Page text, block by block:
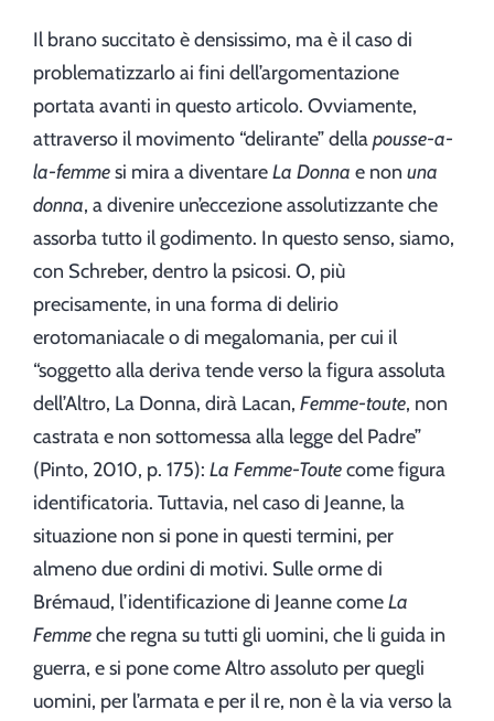
Il brano succitato è densissimo, ma è il caso di
problematizzarlo ai fini dell’argomentazione
portata avanti in questo articolo. Ovviamente,
attraverso il movimento “delirante” dellapousse-a-
la-femmesi mira a diventareLa Donna e non una
donna, a divenire un’eccezione assolutizzante che
assorba tutto il godimento. In questo senso, siamo,
con Schreber, dentro la psicosi. O, più
precisamente, in una forma di delirio
erotomaniacale o di megalomania, per cui il
“soggetto alla deriva tende verso la figura assoluta
dell’Altro, La Donna, dirà Lacan, Femme-toute, non
castrata e non sottomessa alla legge del Padre”
(Pinto, 2010, p. 175): La Femme-Toutecome figura
identificatoria. Tuttavia, nel caso di Jeanne, la
situazione non si pone in questi termini, per
almeno due ordini di motivi. Sulle orme di
Brémaud, l’identificazione di Jeanne comeLa
Femmeche regna su tutti gli uomini, che li guida in
guerra, e si pone come Altro assoluto per quegli
uomini, per l’armata e per il re, non è la via verso la